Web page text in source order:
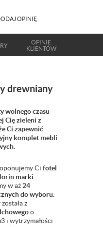
OPINIĘ
OPINIE
KLIENTÓW
drewniany
wolnego czasu
Cię zieleni z
Ci zapewnić
komplet mebli
Ci fotel
marki
w aż24
do wyboru.
z
o
i wytrzymałości